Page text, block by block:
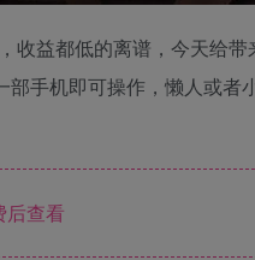
益都低的离谱，今天给
手机即可操作，懒人或者
后查看